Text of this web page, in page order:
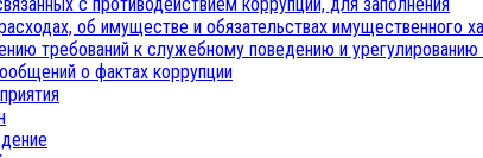
об имуществе и обязательствах имущественного
требований к служебному поведению и урегулированию
о фактах коррупции